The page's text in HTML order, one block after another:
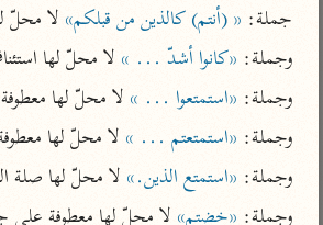
اشترك لتصلك أخبار مشاريعنا
جملة: « (أنتم) كالذين من قبلكم» لا محلّ
وجملة: «كانوا أشدّ ... » لا محلّ لها
وجملة: «استمتعوا ... » لا محلّ لها
وجملة: «استمتعتم ... » لا محلّ لها
وجملة: «استمتع الذين.» لا محلّ لها صلة